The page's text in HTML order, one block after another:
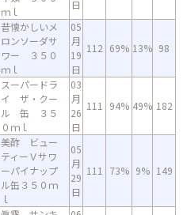
ｍｌ
日
昔懐かしいメ
ロンソーダサ
ワー ３５０
ｍｌ
05
月
19
日
112 69% 13% 98
スーパードラ
イ ザ・クー
ル 缶 ３５
０ｍｌ
03
月
26
日
111 94% 49% 182
美酢 ビュー
ティーＶサワ
ーパイナップ
ル缶３５０ｍ
ｌ
05
月
29
日
111 73% 9% 149